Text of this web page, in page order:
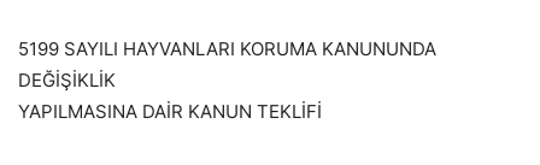
5199 SAYILI HAYVANLARI KORUMA KANUNUNDA
DEĞİŞİKLİK
YAPILMASINA DAİR KANUN TEKLİFİ